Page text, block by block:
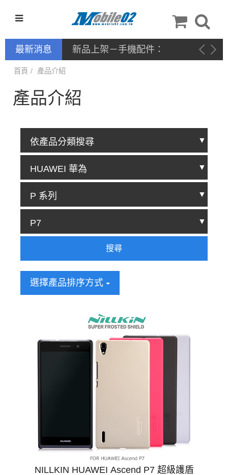
最新消息
新品上架－手機配件：
NILLKIN
首頁 產品介紹
產品介紹
搜尋
選擇產品排序方式
NILLKIN HUAWEI Ascend P7 超級護盾